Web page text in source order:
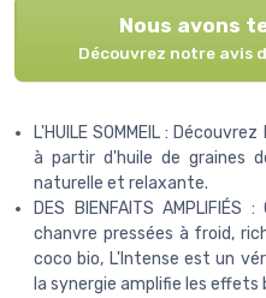
Nous avons
Découvrez notre avis
L'HUILE SOMMEIL :
à partir d'huile de graines
naturelle et relaxante.
DES BIENFAITS
chanvre pressées à froid,
coco bio, L'Intense est un
la synergie amplifie les effets